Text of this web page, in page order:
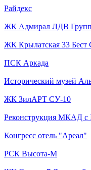
Райдекс
ЖК Адмирал ЛДВ Групп
ЖК Крылатская 33 Бест
ПСК Аркада
Исторический музей
ЖК ЗилАРТ СУ-10
Реконструкция МКАД с
Конгресс отель "Ареал"
РСК Высота-М